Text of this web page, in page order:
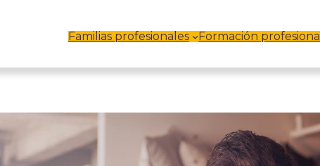
Familias profesionales Formación profesional